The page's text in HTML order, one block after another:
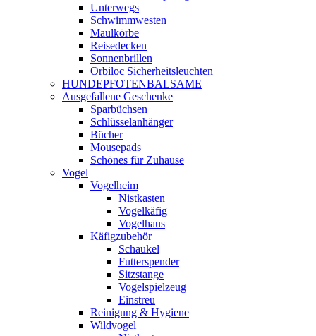
Unterwegs
Schwimmwesten
Maulkörbe
Reisedecken
Sonnenbrillen
Orbiloc Sicherheitsleuchten
HUNDEPFOTENBALSAME
Ausgefallene Geschenke
Sparbüchsen
Schlüsselanhänger
Bücher
Mousepads
Schönes für Zuhause
Vogel
Vogelheim
Nistkasten
Vogelkäfig
Vogelhaus
Käfigzubehör
Schaukel
Futterspender
Sitzstange
Vogelspielzeug
Einstreu
Reinigung & Hygiene
Wildvogel